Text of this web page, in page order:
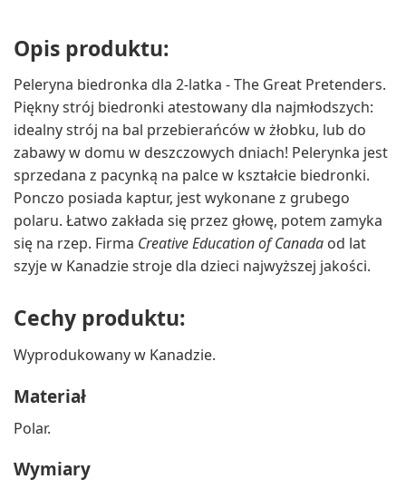
Opis produktu:
Peleryna biedronka dla 2-latka - The Great Pretenders.
Piękny strój biedronki atestowany dla najmłodszych:
idealny strój na bal przebierańców w żłobku, lub do
zabawy w domu w deszczowych dniach! Pelerynka jest
sprzedana z pacynką na palce w kształcie biedronki.
Ponczo posiada kaptur, jest wykonane z grubego
polaru. Łatwo zakłada się przez głowę, potem zamyka
się na rzep. Firma Creative Education of Canada od lat
szyje w Kanadzie stroje dla dzieci najwyższej jakości.
Cechy produktu:
Wyprodukowany w Kanadzie.
Materiał
Polar.
Wymiary